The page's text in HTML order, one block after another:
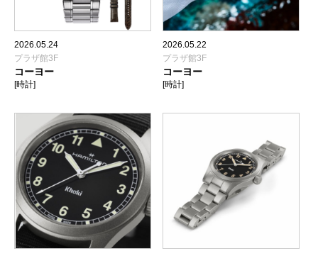
2026.05.24
プラザ館3F
コーヨー
[時計]
2026.05.22
プラザ館3F
コーヨー
[時計]